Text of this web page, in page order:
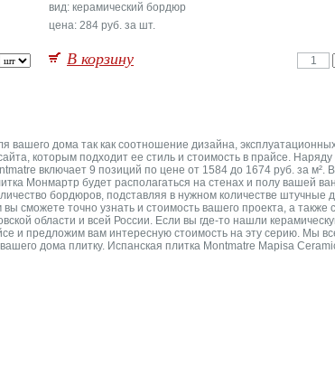
вид: керамический бордюр
цена: 284 руб. за шт.
В корзину
дома так как соотношение дизайна,
которым подходит ее стиль и стоимость в прайсе.
включает 9 позиций по цене от 1584 до 1674 руб. за м².
Монмартр будет располагаться на стенах и полу вашей
бордюров, подставляя в нужном количестве штучные
сможете точно узнать и стоимость вашего проекта, а также
области и всей России. Если вы где-то нашли
и предложим вам интересную стоимость на эту серию. Мы
дома плитку. Испанская плитка Montmatre Mapisa